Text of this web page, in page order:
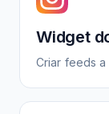
Widget
Criar feeds